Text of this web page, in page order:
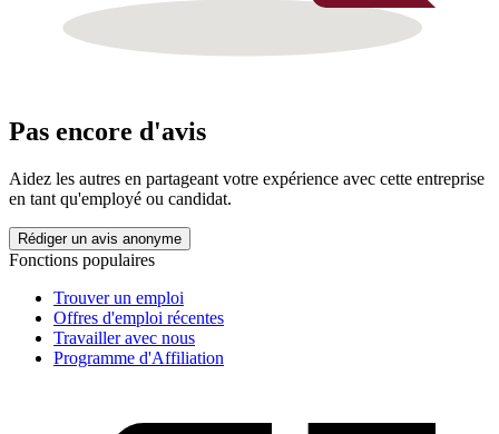
Pas encore d'avis
Aidez les autres en partageant votre expérience avec cette entreprise
en tant qu'employé ou candidat.
Rédiger un avis anonyme
Fonctions populaires
Trouver un emploi
Offres d'emploi récentes
Travailler avec nous
Programme d'Affiliation